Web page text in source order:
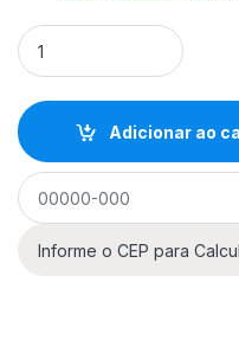
Guitarra Aria Pro II 615-
Adicionar ao